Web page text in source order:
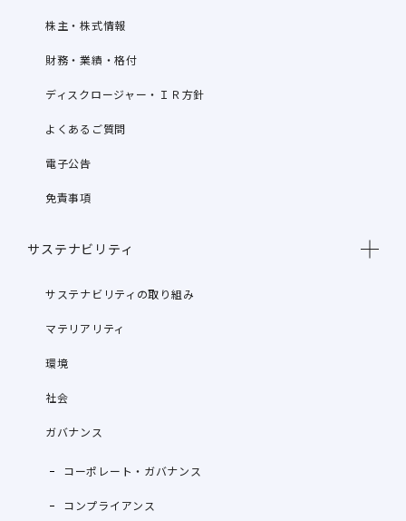
株主・株式情報
財務・業績・格付
ディスクロージャー・ＩＲ方針
よくあるご質問
電子公告
免責事項
サステナビリティ
サステナビリティの取り組み
マテリアリティ
環境
社会
ガバナンス
コーポレート・ガバナンス
コンプライアンス